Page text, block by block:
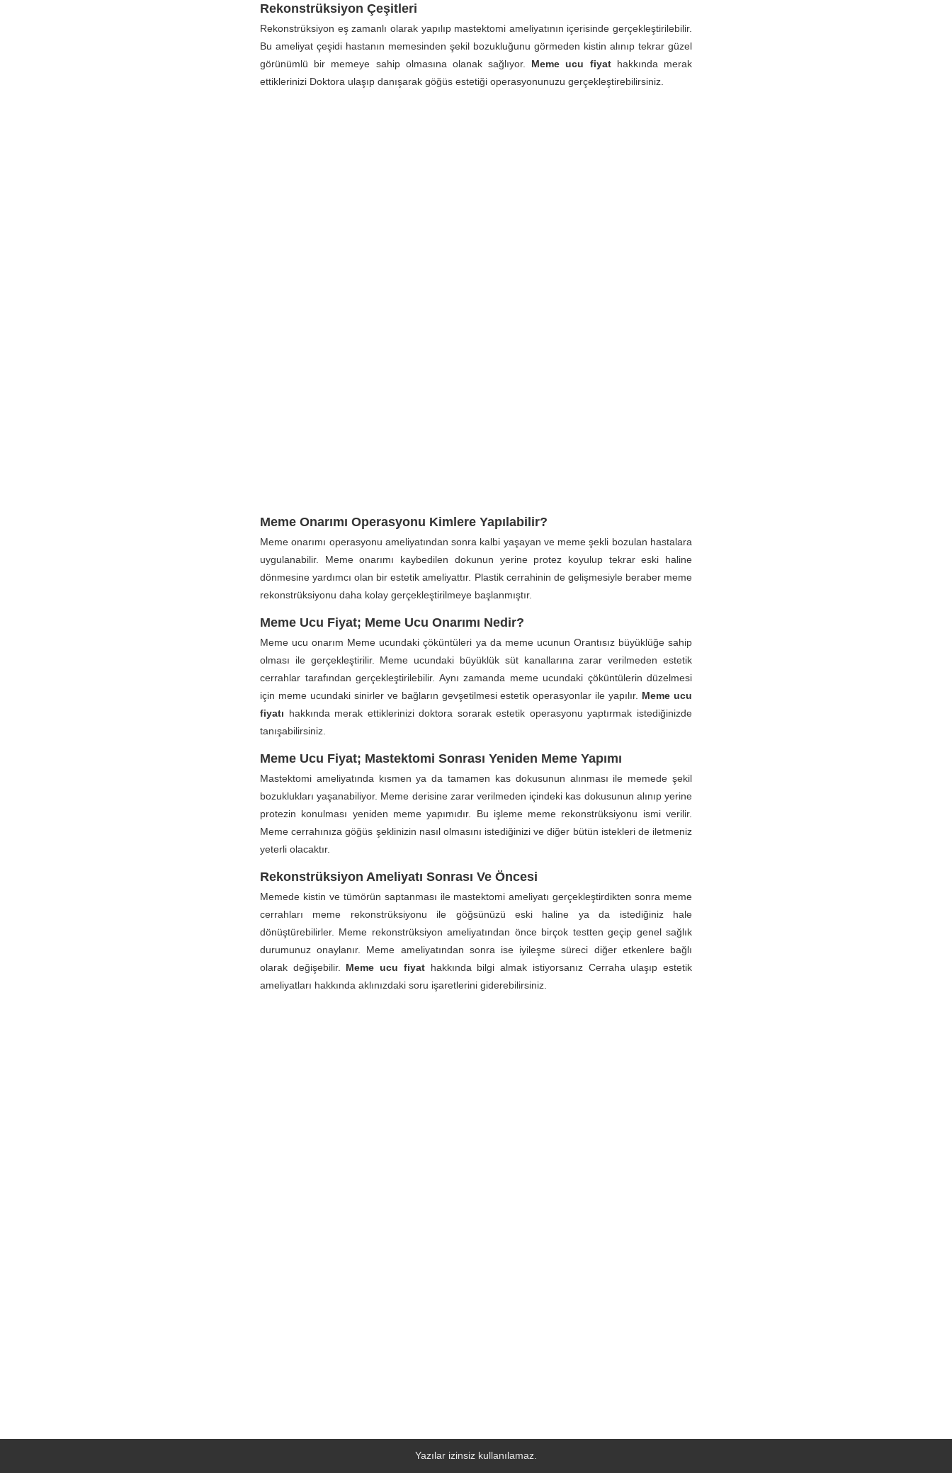
Rekonstrüksiyon Çeşitleri
Rekonstrüksiyon eş zamanlı olarak yapılıp mastektomi ameliyatının içerisinde gerçekleştirilebilir.
Bu ameliyat çeşidi hastanın memesinden şekil bozukluğunu görmeden kistin alınıp tekrar güzel
görünümlü bir memeye sahip olmasına olanak sağlıyor. Meme ucu fiyathakkında merak
ettiklerinizi Doktora ulaşıp danışarak göğüs estetiği operasyonunuzu gerçekleştirebilirsiniz.
Meme Onarımı Operasyonu Kimlere Yapılabilir?
Meme onarımı operasyonu ameliyatından sonra kalbi yaşayan ve meme şekli bozulan hastalara
uygulanabilir. Meme onarımı kaybedilen dokunun yerine protez koyulup tekrar eski haline
dönmesine yardımcı olan bir estetik ameliyattır. Plastik cerrahinin de gelişmesiyle beraber meme
rekonstrüksiyonu daha kolay gerçekleştirilmeye başlanmıştır.
Meme Ucu Fiyat; Meme Ucu Onarımı Nedir?
Meme ucu onarım Meme ucundaki çöküntüleri ya da meme ucunun Orantısız büyüklüğe sahip
olması ile gerçekleştirilir. Meme ucundaki büyüklük süt kanallarına zarar verilmeden estetik
cerrahlar tarafından gerçekleştirilebilir. Aynı zamanda meme ucundaki çöküntülerin düzelmesi
için meme ucundaki sinirler ve bağların gevşetilmesi estetik operasyonlar ile yapılır. Meme ucu
fiyatı hakkında merak ettiklerinizi doktora sorarak estetik operasyonu yaptırmak istediğinizde
tanışabilirsiniz.
Meme Ucu Fiyat; Mastektomi Sonrası Yeniden Meme Yapımı
Mastektomi ameliyatında kısmen ya da tamamen kas dokusunun alınması ile memede şekil
bozuklukları yaşanabiliyor. Meme derisine zarar verilmeden içindeki kas dokusunun alınıp yerine
protezin konulması yeniden meme yapımıdır. Bu işleme meme rekonstrüksiyonu ismi verilir.
Meme cerrahınıza göğüs şeklinizin nasıl olmasını istediğinizi ve diğer bütün istekleri de iletmeniz
yeterli olacaktır.
Rekonstrüksiyon Ameliyatı Sonrası Ve Öncesi
Memede kistin ve tümörün saptanması ile mastektomi ameliyatı gerçekleştirdikten sonra meme
cerrahları meme rekonstrüksiyonu ile göğsünüzü eski haline ya da istediğiniz hale
dönüştürebilirler. Meme rekonstrüksiyon ameliyatından önce birçok testten geçip genel sağlık
durumunuz onaylanır. Meme ameliyatından sonra ise iyileşme süreci diğer etkenlere bağlı
olarak değişebilir. Meme ucu fiyathakkında bilgi almak istiyorsanız Cerraha ulaşıp estetik
ameliyatları hakkında aklınızdaki soru işaretlerini giderebilirsiniz.
Yazılar izinsiz kullanılamaz.